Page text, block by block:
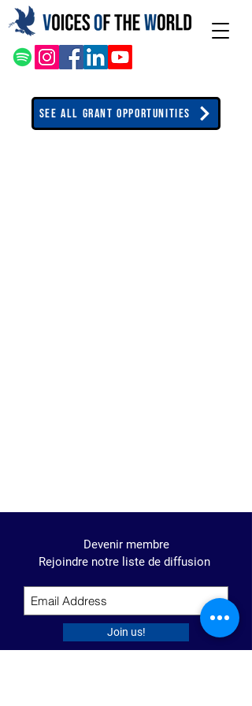
See All Grant Opportunities
Devenir membre
Rejoindre notre liste de diffusion
Join us!